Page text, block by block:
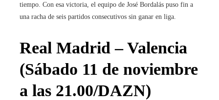
tiempo. Con esa victoria, el equipo de José Bordalás puso fin a
una racha de seis partidos consecutivos sin ganar en liga.
Real Madrid – Valencia
(Sábado 11 de noviembre
a las 21.00/DAZN)